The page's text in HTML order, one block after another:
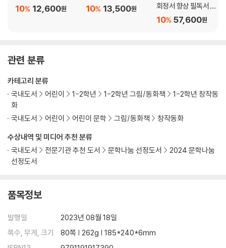
12,600원
10% 13,500원
10%
회정서 향상 필독서 세
트
57,600원
10%
관련 분류
수상내역 및 미디어 추천 분류
국내도서
전문기관 추천 도서 문학나눔 선정도서
2024 문학나눔
선정도서
카테고리 분류
국내도서
어린이 1-2학년 1-2학년 그림/동화책
1-2학년 창작동
화
국내도서
어린이 어린이 문학 그림/동화책 창작동화
품목정보
발행일
2023년 08월 18일
쪽수, 무게, 크기
80쪽 | 262g | 185*240*6mm